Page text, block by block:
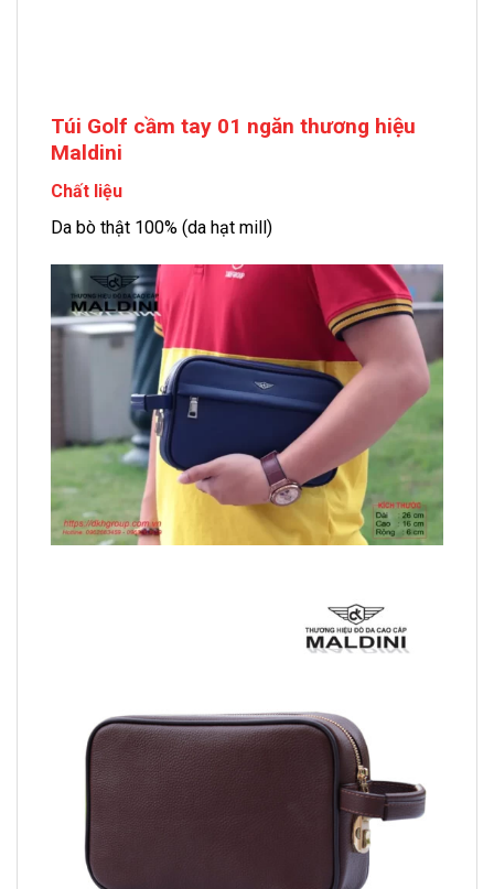
Túi Golf cầm tay 01 ngăn thương hiệu
Maldini
Chất liệu
Da bò thật 100% (da hạt mill)